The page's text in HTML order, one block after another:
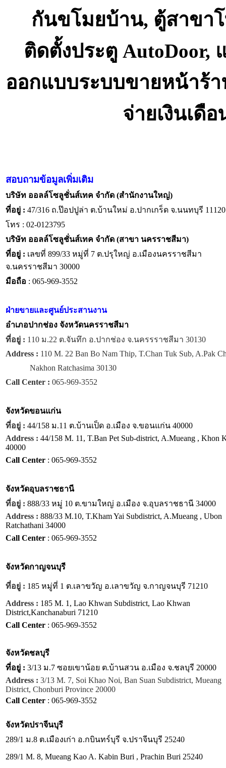
กันขโมยบ้าน, ตู้สาขา
ติดตั้งประตู AutoDoor,
ออกแบบระบบขายหน้าร้า
จ่ายเงินเดื
สอบถามข้อมูลเพิ่มเติม
บริษัท ออลล์โซลูชั่นส์เทค จำกัด (สำนักงานใหญ่)
ที่อยู่ : 47/316 ถ.ป๊อปปูล่า ต.บ้านใหม่ อ.ปากเกร็ด จ.นนทบุรี 11120
โทร : 02-0123795
บริษัท ออลล์โซลูชั่นส์เทค จำกัด (สาขา นครราชสีมา)
ที่อยู่ : เลขที่ 899/33 หมู่ที่ 7 ต.ปรุใหญ่ อ.เมืองนครราชสีมา
จ.นครราชสีมา 30000
มือถือ : 065-969-3552
ฝ่ายขายและศูนย์ประสานงาน
อำเภอปากช่อง จังหวัดนครราชสีมา
ที่อยู่ : 110 ม.22 ต.จันทึก อ.ปากช่อง จ.นครรราชสีมา 30130
Address : 110 M. 22 Ban Bo Nam Thip, T.Chan Tuk Sub, A.Pak
Nakhon Ratchasima 30130
Call Center : 065-969-3552
จังหวัดขอนแก่น
ที่อยู่ : 44/158 ม.11 ต.บ้านเป็ด อ.เมือง จ.ขอนแก่น 40000
Address : 44/158 M. 11, T.Ban Pet Sub-district, A.Mueang , Khon
40000
Call Center : 065-969-3552
จังหวัดอุบลราชธานี
ที่อยู่ : 888/33 หมู่ 10 ต.ขามใหญ่ อ.เมือง จ.อุบลราชธานี 34000
Address : 888/33 M.10, T.Kham Yai Subdistrict, A.Mueang , Ubon
Ratchathani 34000
Call Center : 065-969-3552
จังหวัดกาญจนบุรี
ที่อยู่ : 185 หมู่ที่ 1 ต.เลาขวัญ อ.เลาขวัญ จ.กาญจนบุรี 71210
Address : 185 M. 1, Lao Khwan Subdistrict, Lao Khwan
District,Kanchanaburi 71210
Call Center : 065-969-3552
จังหวัดชลบุรี
ที่อยู่ : 3/13 ม.7 ซอยเขาน้อย ต.บ้านสวน อ.เมือง จ.ชลบุรี 20000
Address : 3/13 M. 7, Soi Khao Noi, Ban Suan Subdistrict, Mueang
District, Chonburi Province 20000
Call Center : 065-969-3552
จังหวัดปราจีนบุรี
289/1 ม.8 ต.เมืองเก่า อ.กบินทร์บุรี จ.ปราจีนบุรี 25240
289/1 M. 8, Mueang Kao A. Kabin Buri , Prachin Buri 25240